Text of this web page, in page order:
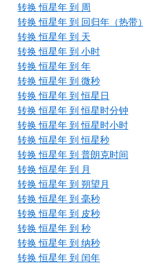
转换 恒星年 到 周
转换 恒星年 到 回归年（热带）
转换 恒星年 到 天
转换 恒星年 到 小时
转换 恒星年 到 年
转换 恒星年 到 微秒
转换 恒星年 到 恒星日
转换 恒星年 到 恒星时分钟
转换 恒星年 到 恒星时小时
转换 恒星年 到 恒星秒
转换 恒星年 到 普朗克时间
转换 恒星年 到 月
转换 恒星年 到 朔望月
转换 恒星年 到 毫秒
转换 恒星年 到 皮秒
转换 恒星年 到 秒
转换 恒星年 到 纳秒
转换 恒星年 到 闰年